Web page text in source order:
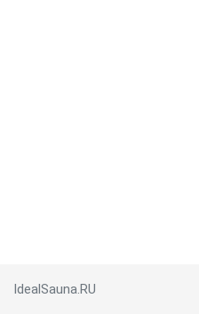
IdealSauna.RU